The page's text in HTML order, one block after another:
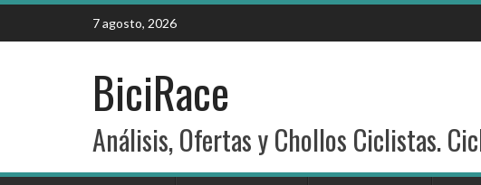
Skip
content
7 agosto, 2026
BiciRace
Análisis, Ofertas y Chollos Ciclistas.